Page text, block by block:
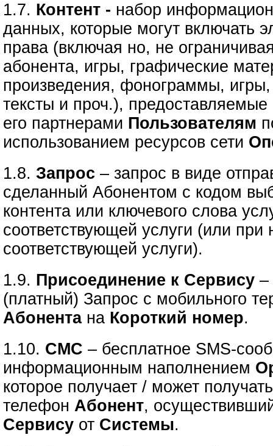
1.7. Контент - набор
данных, которые могут включать
права (включая но, не
абонента, игры, графические
произведения, фонограммы,
тексты и проч.), предоставляемые
его партнерами Пользователям
использованием ресурсов сети
1.8.Запрос– запрос в виде
сделанный Абонентом с кодом
контента или ключевого слова
соответствующей услуги (или
соответствующей услуги).
1.9. Присоединение к Сервису–
(платный) Запрос с мобильного
Абонентана Короткий номер.
1.10. СМС – бесплатное SMS-
информационным наполнением
которое получает / может
телефонАбонент,
Сервису от Системы.